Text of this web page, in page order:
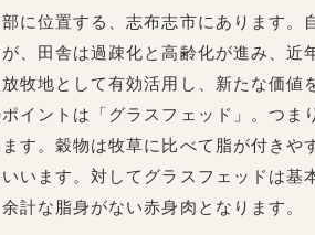
に位置する、志布志市にあります。
、田舎は過疎化と高齢化が進み、近
牧地として有効活用し、新たな価値
イントは「グラスフェッド」。つ
す。穀物は牧草に比べて脂が付きや
います。対してグラスフェッドは基
計な脂身がない赤身肉となります。